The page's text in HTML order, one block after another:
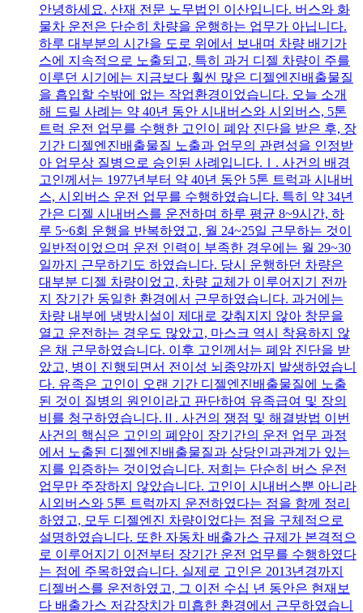
안녕하세요. 산재 전문 노무법인 이산입니다. 버스와 화
물차 운전은 단순히 차량을 운행하는 업무가 아닙니다.
하루 대부분의 시간을 도로 위에서 보내며 차량 배기가
스에 지속적으로 노출되고, 특히 과거 디젤 차량이 주를
이루던 시기에는 지금보다 훨씬 많은 디젤엔진배출물질
을 흡입할 수밖에 없는 작업환경이었습니다. 오늘 소개
해 드릴 사례는 약 40년 동안 시내버스와 시외버스, 5톤
트럭 운전 업무를 수행한 고인이 폐암 진단을 받은 후, 장
기간 디젤엔진배출물질 노출과 업무의 관련성을 인정받
아 업무상 질병으로 승인된 사례입니다.Ⅰ. 사건의 배경
고인께서는 1977년부터 약 40년 동안 5톤 트럭과 시내버
스, 시외버스 운전 업무를 수행하였습니다. 특히 약 34년
간은 디젤 시내버스를 운전하며 하루 평균 8~9시간, 하
루 5~6회 운행을 반복하였고, 월 24~25일 근무하는 것이
일반적이었으며 운전 인력이 부족한 경우에는 월 29~30
일까지 근무하기도 하였습니다. 당시 운행하던 차량은
대부분 디젤 차량이었고, 차량 교체가 이루어지기 전까
지 장기간 동일한 환경에서 근무하였습니다. 과거에는
차량 내부에 냉방시설이 제대로 갖춰지지 않아 창문을
열고 운전하는 경우도 많았고, 마스크 역시 착용하지 않
은 채 근무하였습니다. 이후 고인께서는 폐암 진단을 받
았고, 병이 진행되면서 전이성 뇌종양까지 발생하였습니
다. 유족은 고인이 오랜 기간 디젤엔진배출물질에 노출
된 것이 질병의 원인이라고 판단하여 유족급여 및 장의
비를 청구하였습니다.Ⅱ. 사건의 쟁점 및 해결방법 이번
사건의 핵심은 고인의 폐암이 장기간의 운전 업무 과정
에서 노출된 디젤엔진배출물질과 상당인과관계가 있는
지를 입증하는 것이었습니다. 저희는 단순히 버스 운전
업무만 주장하지 않았습니다. 고인이 시내버스뿐 아니라
시외버스와 5톤 트럭까지 운전하였다는 점을 함께 정리
하였고, 모두 디젤엔진 차량이었다는 점을 구체적으로
설명하였습니다. 또한 자동차 배출가스 규제가 본격적으
로 이루어지기 이전부터 장기간 운전 업무를 수행하였다
는 점에 주목하였습니다. 실제로 고인은 2013년경까지
디젤버스를 운전하였고, 그 이전 수십 년 동안은 현재보
다 배출가스 저감장치가 미흡한 환경에서 근무하였습니